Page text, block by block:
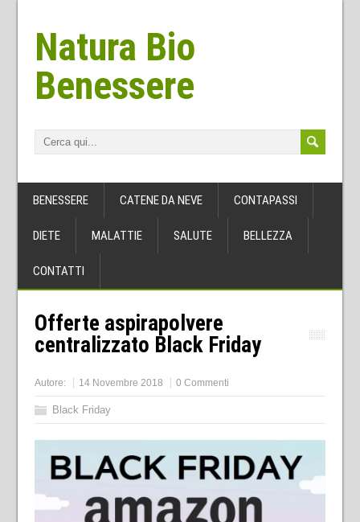
Natura Bio
Benessere
BENESSERE CATENE DA NEVE CONTAPASSI
DIETE MALATTIE SALUTE BELLEZZA
CONTATTI
Offerte aspirapolvere
centralizzato Black Friday
Autore: 14 Novembre 2018 0 Commenti
Black Friday